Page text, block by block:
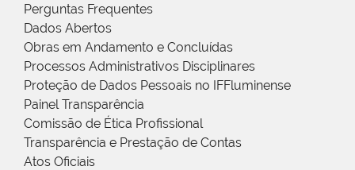
Perguntas Frequentes
Dados Abertos
Obras em Andamento e Concluídas
Processos Administrativos Disciplinares
Proteção de Dados Pessoais no IFFluminense
Painel Transparência
Comissão de Ética Profissional
Transparência e Prestação de Contas
Atos Oficiais